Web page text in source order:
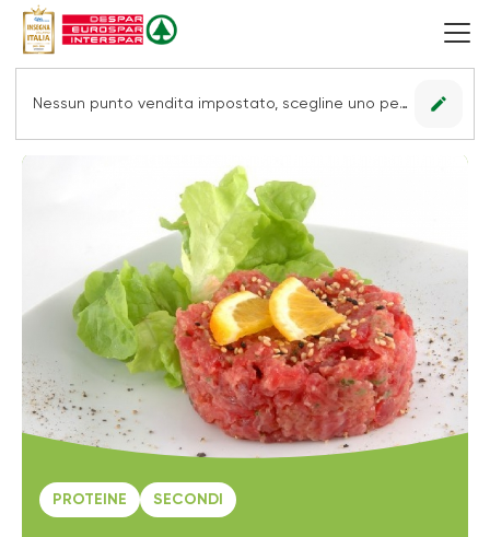
Nessun punto vendita impostato, scegline uno per vedere le offerte. edit
PROTEINE SECONDI